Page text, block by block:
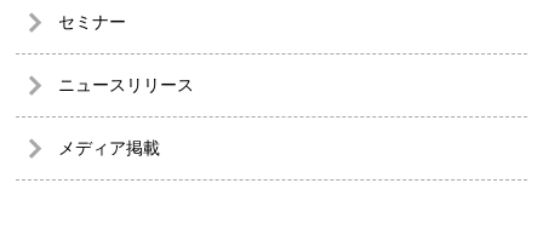
セミナー
ニュースリリース
メディア掲載